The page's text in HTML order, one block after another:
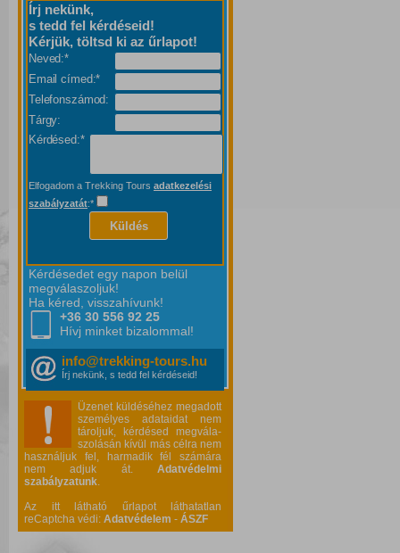
Írj nekünk,
s tedd fel kérdéseid!
Kérjük, töltsd ki az űrlapot!
Neved:*
Email címed:*
Telefonszámod:
Tárgy:
Kérdésed:*
Elfogadom a Trekking Tours adatkezelési
szabályzatát:*
Küldés
Kérdésedet egy napon belül
megválaszoljuk!
Ha kéred, visszahívunk!
+36 30 556 92 25
Hívj minket bizalommal!
info@trekking-tours.hu
Írj nekünk, s tedd fel kérdéseid!
Üzenet küldéséhez megadott
személyes adataidat nem
tároljuk, kérdésed megvála-
szolásán kívül más célra nem
használjuk fel, harmadik fél számára
nem adjuk át. Adatvédelmi
szabályzatunk.
Az itt látható űrlapot láthatatlan
reCaptcha védi: Adatvédelem - ÁSZF